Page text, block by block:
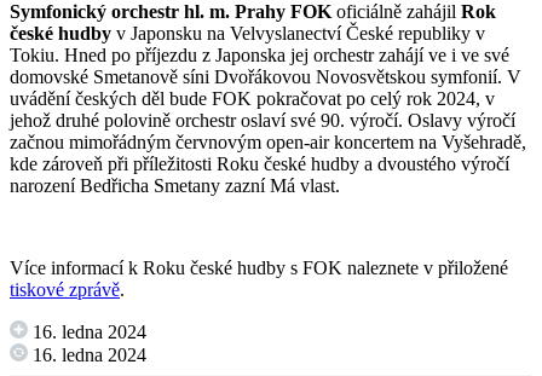
Symfonický orchestr hl. m. Prahy FOKoficiálně zahájil Rok
české hudby v Japonsku na Velvyslanectví České republiky v
Tokiu. Hned po příjezdu z Japonska jej orchestr zahájí ve i ve své
domovské Smetanově síni Dvořákovou Novosvětskou symfonií. V
uvádění českých děl bude FOK pokračovat po celý rok 2024, v
jehož druhé polovině orchestr oslaví své 90. výročí. Oslavy výročí
začnou mimořádným červnovým open-air koncertem na Vyšehradě,
kde zároveň při příležitosti Roku české hudby a dvoustého výročí
narození Bedřicha Smetany zazní Má vlast.
Více informací k Roku české hudby s FOK naleznete v přiložené
tiskové zprávě.
16. ledna 2024
16. ledna 2024